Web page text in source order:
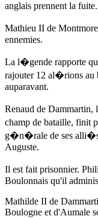
anglais prennent la fuite.
Mathieu II de
ennemies.
La l�gende rapporte
rajouter 12 al�rions au
auparavant.
Renaud de
champ de bataille, finit
g�n�rale de ses
Auguste.
Il est fait prisonnier.
Boulonnais qu'il
Mathilde II de
Boulogne et d'Aumale